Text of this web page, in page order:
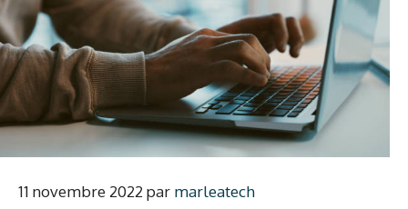
11 novembre 2022par marleatech